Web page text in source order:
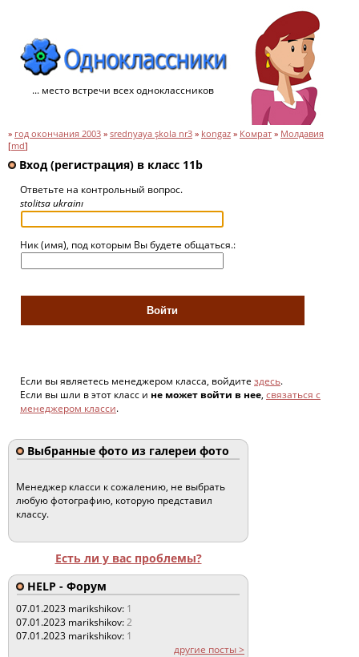
... место встречи всех одноклассников
» год окончания 2003 » srednyaya şkola nr3 » kongaz » Комрат » Молдавия
[md]
Вход (регистрация) в класс 11b
Ответьте на контрольный вопрос.
stolitsa ukrainı
Ник (имя), под которым Вы будете общаться.:
Если вы являетесь менеджером класса, войдите здесь.
Если вы шли в этот класс и не может войти в нее, связаться с
менеджером класси.
Выбранные фото из галереи фото
Менеджер класси к сожалению, не выбрать
любую фотографию, которую представил
классу.
Есть ли у вас проблемы?
HELP - Форум
07.01.2023 marikshikov: 1
07.01.2023 marikshikov:2
07.01.2023 marikshikov: 1
другие посты >